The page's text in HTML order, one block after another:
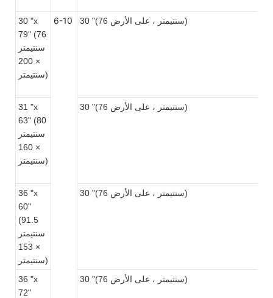
30 "x
79" (76
سنتيمتر
× 200
سنتيمتر)
6-10 30 "(76 سنتيمتر ، على الأرض)
31 "x
63" (80
سنتيمتر
× 160
سنتيمتر)
30 "(76 سنتيمتر ، على الأرض)
36 "x
60"
(91.5
سنتيمتر
× 153
سنتيمتر)
30 "(76 سنتيمتر ، على الأرض)
36 "x
72"
30 "(76 سنتيمتر ، على الأرض)